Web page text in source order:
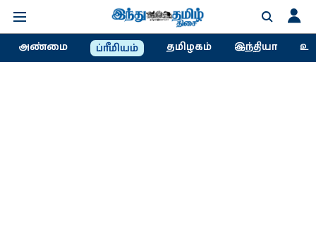
அண்மை ப்ரீமியம் தமிழகம் இந்தியா